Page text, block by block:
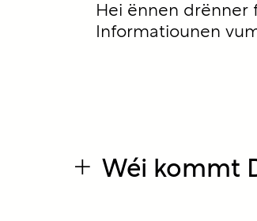
Hei ënnen drënner
Informatiounen
+ Wéi kommt